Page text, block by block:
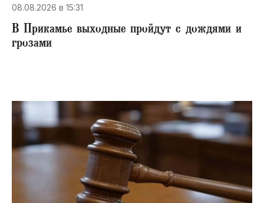
08.08.2026 в 15:31
В Прикамье выходные пройдут с дождями и
грозами